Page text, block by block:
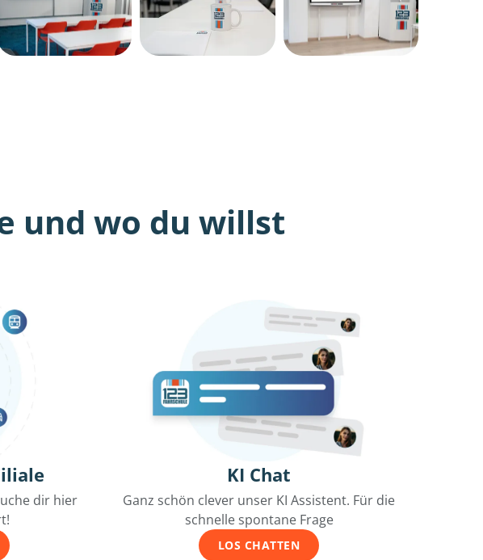
und wo du willst
dir hier
KI Chat
Ganz schön clever unser KI Assistent. Für die
schnelle spontane Frage
LOS CHATTEN